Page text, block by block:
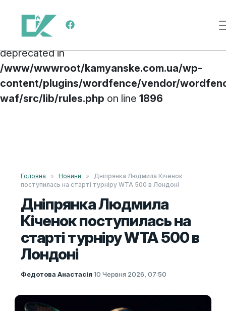
Deprecated
: preg_replace(): Passing null to
parameter #3 ($subject) of type array|string is
deprecated in
/www/wwwroot/kamyanske.com.ua/wp-
content/plugins/wordfence/vendor/
waf/src/lib/rules.php on line 1896
Main Navigation
Головна » Новини »
Дніпрянка Людмила Кіченок
поступилась на старті турніру WTA 500 в Лондоні
Дніпрянка Людмила
Кіченок поступилась на
старті турніру WTA 500 в
Лондоні
Федотова Анастасія·10 Червня 2026, 07:50